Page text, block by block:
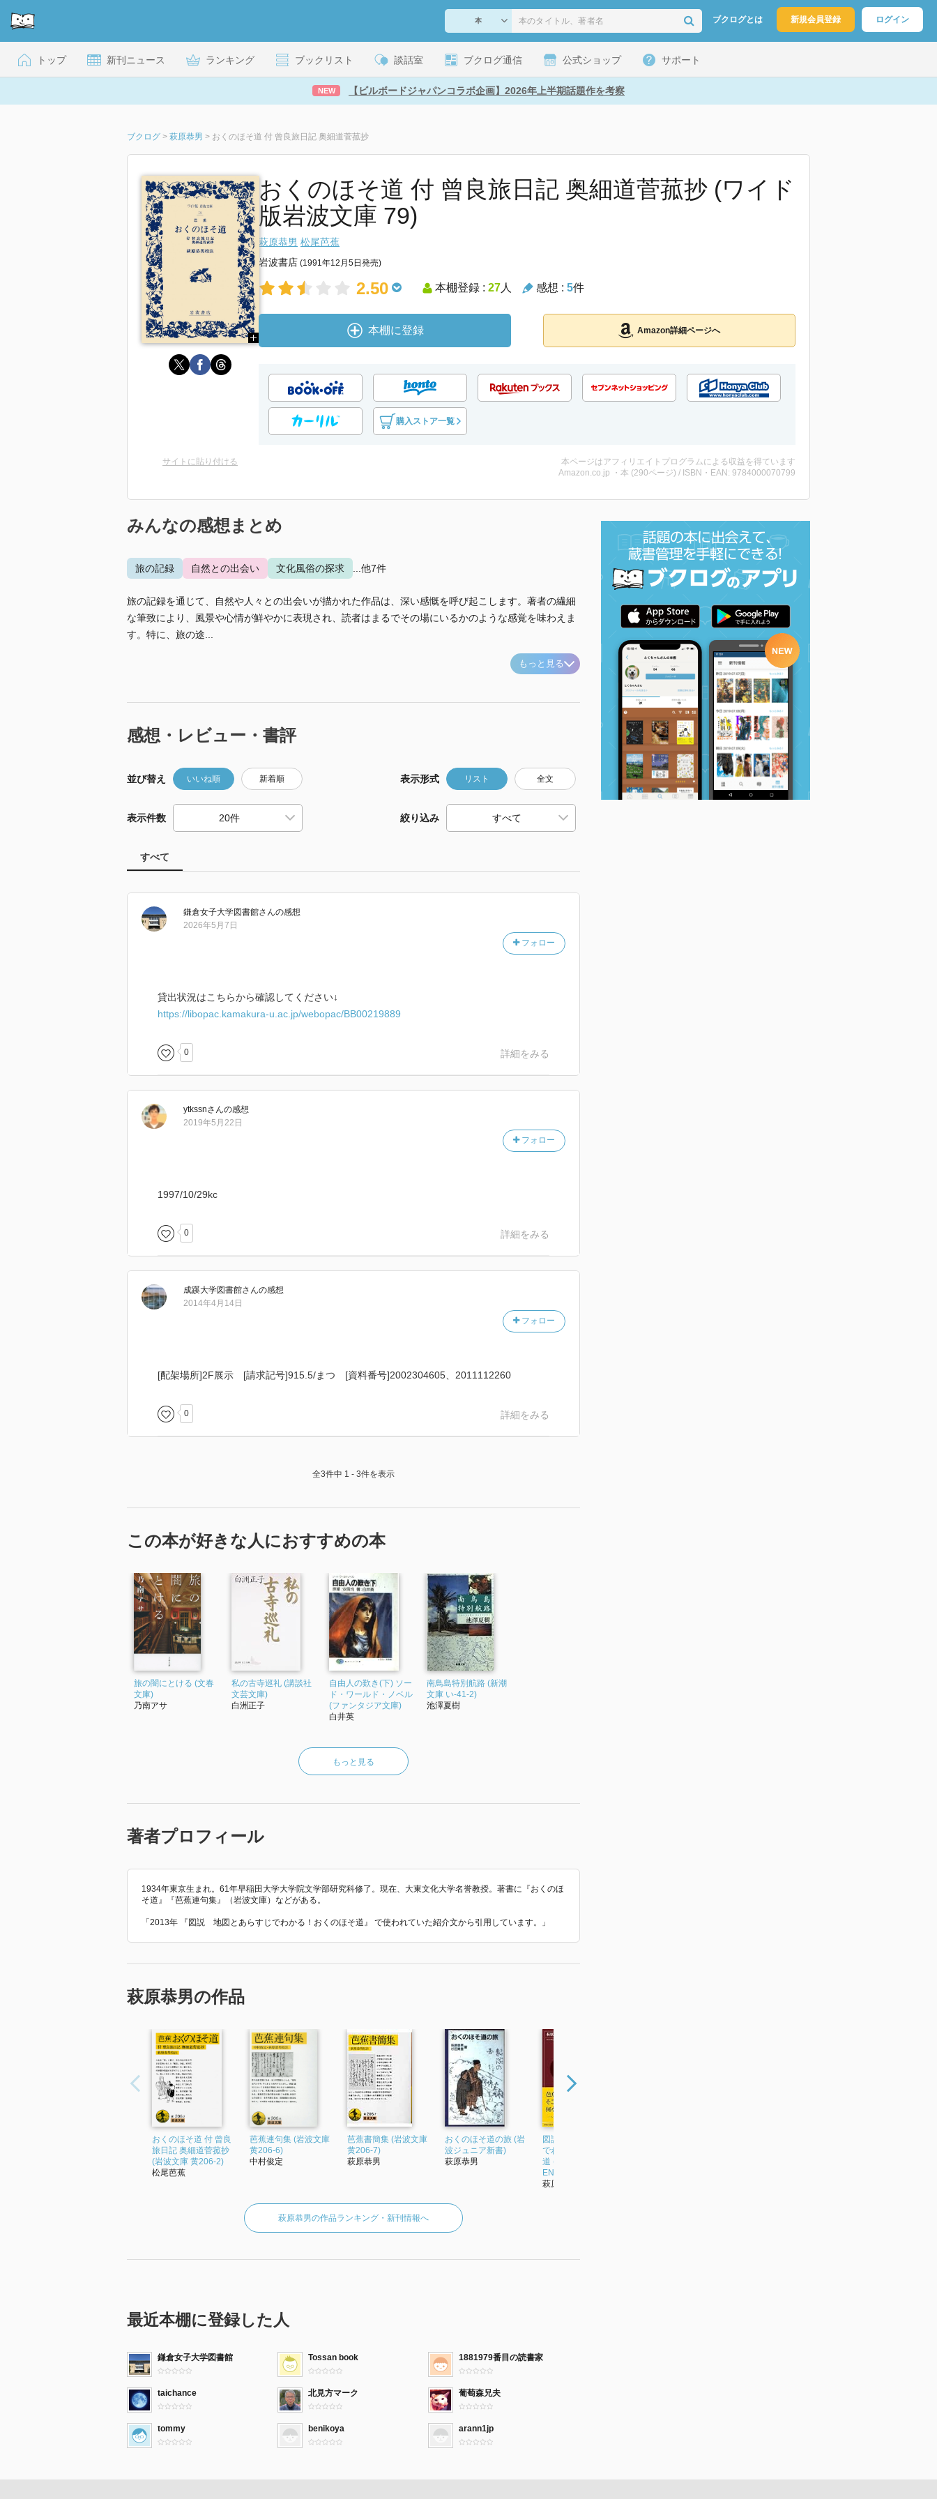
ブクログとは 新規会員登録 ログイン
トップ 新刊ニュース ランキング ブックリスト 談話室 ブクログ通信 公式ショップ サポート
NEW 【ビルボードジャパンコラボ企画】2026年上半期話題作を考察
ブクログ > 萩原恭男 > おくのほそ道 付 曾良旅日記 奥細道菅菰抄
おくのほそ道 付 曾良旅日記 奥細道菅菰抄 (ワイド
版岩波文庫 79)
萩原恭男 松尾芭蕉
岩波書店 (1991年12月5日発売)
2.50 本棚登録 : 27人 感想 : 5件
本棚に登録 Amazon詳細ページへ
購入ストア一覧
サイトに貼り付ける
本ページはアフィリエイトプログラムによる収益を得ています
Amazon.co.jp ・本 (290ページ) / ISBN・EAN: 9784000070799
みんなの感想まとめ
旅の記録 自然との出会い 文化風俗の探求 ...他7件
旅の記録を通じて、自然や人々との出会いが描かれた作品は、深い感慨を呼び起こします。著者の繊細
な筆致により、風景や心情が鮮やかに表現され、読者はまるでその場にいるかのような感覚を味わえま
す。特に、旅の途...
もっと見る
感想・レビュー・書評
並び替え いいね順 新着順 表示形式 リスト 全文
表示件数 絞り込み
すべて
鎌倉女子大学図書館さんの感想
フォロー
2026年5月7日
貸出状況はこちらから確認してください↓
https://libopac.kamakura-u.ac.jp/webopac/BB00219889
0 詳細をみる
ytkssnさんの感想
フォロー
2019年5月22日
1997/10/29kc
0 詳細をみる
成蹊大学図書館さんの感想
フォロー
2014年4月14日
[配架場所]2F展示 [請求記号]915.5/まつ [資料番号]2002304605、2011112260
0 詳細をみる
全3件中 1 - 3件を表示
この本が好きな人におすすめの本
旅の闇にとける (文春
文庫)
乃南アサ
私の古寺巡礼 (講談社
文芸文庫)
白洲正子
自由人の歎き(下) ソー
ド・ワールド・ノベル
(ファンタジア文庫)
白井英
南鳥島特別航路 (新潮
文庫 い-41-2)
池澤夏樹
もっと見る
著者プロフィール
1934年東京生まれ。61年早稲田大学大学院文学部研究科修了。現在、大東文化大学名誉教授。著書に『おくのほ
そ道』『芭蕉連句集』（岩波文庫）などがある。
「2013年 『図説 地図とあらすじでわかる！おくのほそ道』 で使われていた紹介文から引用しています。」
萩原恭男の作品
おくのほそ道 付 曾良
旅日記 奥細道菅菰抄
(岩波文庫 黄206-2)
松尾芭蕉
芭蕉連句集 (岩波文庫
黄206-6)
中村俊定
芭蕉書簡集 (岩波文庫
黄206-7)
萩原恭男
おくのほそ道の旅 (岩
波ジュニア新書)
萩原恭男
図説 地図とあらすじ
でわかる!おくのほそ
道 (青春新書INTELLIG
ENC...
萩原恭男
萩原恭男の作品ランキング・新刊情報へ
最近本棚に登録した人
鎌倉女子大学図書館 Tossan book 1881979番目の読書家
taichance 北見方マーク 葡萄森兄夫
tommy benikoya arann1jp